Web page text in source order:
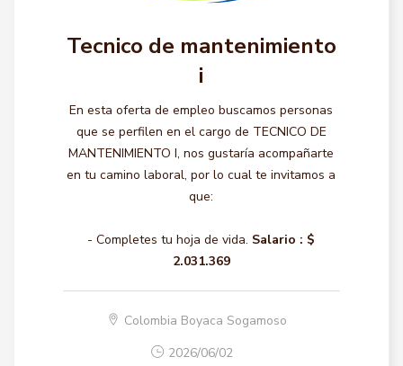
Tecnico de mantenimiento
i
En esta oferta de empleo buscamos personas
que se perfilen en el cargo de TECNICO DE
MANTENIMIENTO I, nos gustaría acompañarte
en tu camino laboral, por lo cual te invitamos a
que:
- Completes tu hoja de vida. Salario : $
2.031.369
Colombia Boyaca Sogamoso
2026/06/02